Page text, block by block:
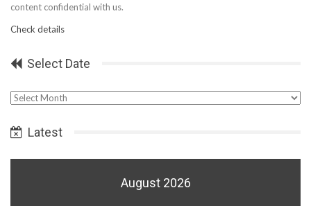
content confidential with us.
Check details
Select Date
Select
Latest
August 2026